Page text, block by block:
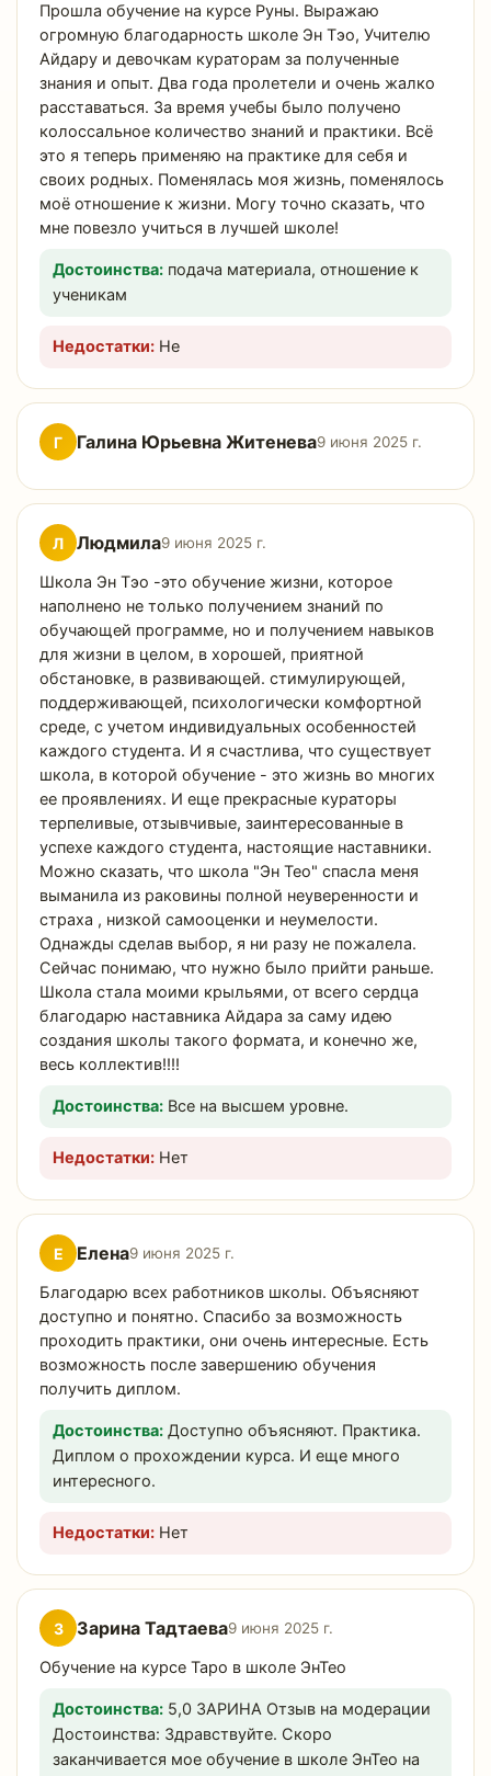
Прошла обучение на курсе Руны. Выражаю
огромную благодарность школе Эн Тэо, Учителю
Айдару и девочкам кураторам за полученные
знания и опыт. Два года пролетели и очень жалко
расставаться. За время учебы было получено
колоссальное количество знаний и практики. Всё
это я теперь применяю на практике для себя и
своих родных. Поменялась моя жизнь, поменялось
моё отношение к жизни. Могу точно сказать, что
мне повезло учиться в лучшей школе!
Достоинства: подача материала, отношение к
ученикам
Недостатки: Не
Г Галина Юрьевна Житенева9 июня 2025 г.
Л Людмила9 июня 2025 г.
Школа Эн Тэо -это обучение жизни, которое
наполнено не только получением знаний по
обучающей программе, но и получением навыков
для жизни в целом, в хорошей, приятной
обстановке, в развивающей. стимулирующей,
поддерживающей, психологически комфортной
среде, с учетом индивидуальных особенностей
каждого студента. И я счастлива, что существует
школа, в которой обучение - это жизнь во многих
ее проявлениях. И еще прекрасные кураторы
терпеливые, отзывчивые, заинтересованные в
успехе каждого студента, настоящие наставники.
Можно сказать, что школа "Эн Тео" спасла меня
выманила из раковины полной неуверенности и
страха , низкой самооценки и неумелости.
Однажды сделав выбор, я ни разу не пожалела.
Сейчас понимаю, что нужно было прийти раньше.
Школа стала моими крыльями, от всего сердца
благодарю наставника Айдара за саму идею
создания школы такого формата, и конечно же,
весь коллектив!!!!
Достоинства: Все на высшем уровне.
Недостатки: Нет
Е Елена9 июня 2025 г.
Благодарю всех работников школы. Объясняют
доступно и понятно. Спасибо за возможность
проходить практики, они очень интересные. Есть
возможность после завершению обучения
получить диплом.
Достоинства: Доступно объясняют. Практика.
Диплом о прохождении курса. И еще много
интересного.
Недостатки: Нет
З Зарина Тадтаева9 июня 2025 г.
Обучение на курсе Таро в школе ЭнТео
Достоинства: 5,0 3АРИНА Отзыв на модерации
Достоинства: Здравствуйте. Скоро
заканчивается мое обучение в школе ЭнТео на